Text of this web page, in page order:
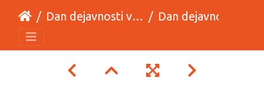
Dan dejavnosti v 8. a in 8. b razredu Dan dejavnosti v 8a in 8b09